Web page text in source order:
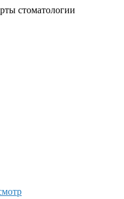
стоматологии